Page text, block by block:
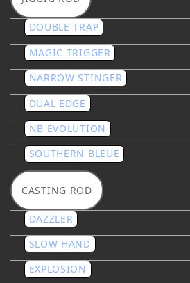
DOUBLE TRAP
MAGIC TRIGGER
NARROW STINGER
DUAL EDGE
NB EVOLUTION
SOUTHERN BLEUE
CASTING ROD
DAZZLER
SLOW HAND
EXPLOSION